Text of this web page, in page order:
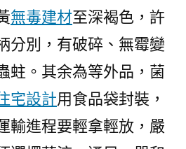
無毒建材至深褐色，許
分別，有破碎、無霉變
蛀。其余為等外品，菌
宅設計用食品袋封裝，
輸進程要輕拿輕放，嚴